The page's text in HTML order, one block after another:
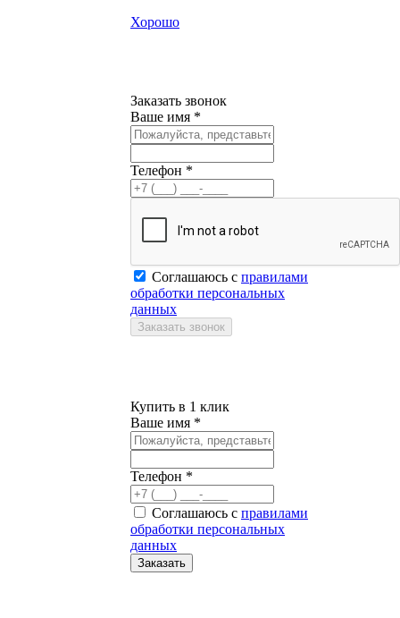
Хорошо
Заказать звонок
Ваше имя *
Телефон *
Соглашаюсь с правилами
обработки персональных
данных
Купить в 1 клик
Ваше имя *
Телефон *
Соглашаюсь с правилами
обработки персональных
данных